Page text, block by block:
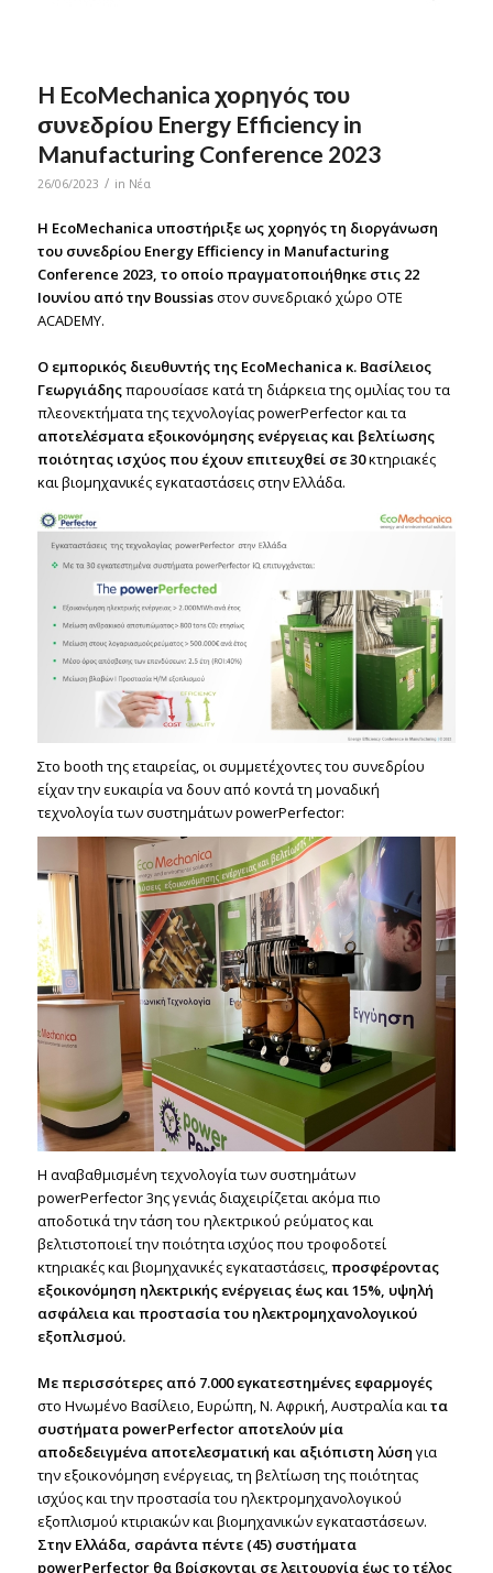
H EcoMechanica χορηγός του
συνεδρίου Energy Efficiency in
Manufacturing Conference 2023
26/06/2023 / in Νέα
H EcoMechanica υποστήριξε ως χορηγός τη διοργάνωση
του συνεδρίου Energy Efficiency in Manufacturing
Conference 2023, το οποίο πραγματοποιήθηκε στις 22
Ιουνίου από την Boussiasστον συνεδριακό χώρο OTE
ACADEMY.
Ο εμπορικός διευθυντής της EcoMechanica κ. Βασίλειος
Γεωργιάδηςπαρουσίασε κατά τη διάρκεια της ομιλίας του τα
πλεονεκτήματα της τεχνολογίας powerPerfector και τα
αποτελέσματα εξοικονόμησης ενέργειας και βελτίωσης
ποιότητας ισχύος που έχουν επιτευχθεί σε 30κτηριακές
και βιομηχανικές εγκαταστάσεις στην Ελλάδα.
Στο booth της εταιρείας, οι συμμετέχοντες του συνεδρίου
είχαν την ευκαιρία να δουν από κοντά τη μοναδική
τεχνολογία των συστημάτων powerPerfector:
H αναβαθμισμένη τεχνολογία των συστημάτων
powerPerfector 3ης γενιάς διαχειρίζεται ακόμα πιο
αποδοτικά την τάση του ηλεκτρικού ρεύματος και
βελτιστοποιεί την ποιότητα ισχύος που τροφοδοτεί
κτηριακές και βιομηχανικές εγκαταστάσεις,προσφέροντας
εξοικονόμηση ηλεκτρικής ενέργειας έως και 15%, υψηλή
ασφάλεια και προστασία του ηλεκτρομηχανολογικού
εξοπλισμού.
Με περισσότερες από 7.000 εγκατεστημένες εφαρμογές
στο Ηνωμένο Βασίλειο, Ευρώπη, Ν. Αφρική, Αυστραλία καιτα
συστήματα powerPerfector αποτελούν μία
αποδεδειγμένα αποτελεσματική και αξιόπιστη λύσηγια
την εξοικονόμηση ενέργειας, τη βελτίωση της ποιότητας
ισχύος και την προστασία του ηλεκτρομηχανολογικού
εξοπλισμού κτιριακών και βιομηχανικών εγκαταστάσεων.
Στην Ελλάδα, σαράντα πέντε (45) συστήματα
powerPerfector θα βρίσκονται σε λειτουργία έως το τέλος